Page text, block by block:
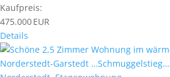
Kaufpreis:
475.000 EUR
Details